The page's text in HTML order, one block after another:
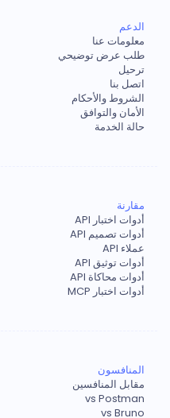
الدعم
معلومات عنا
طلب عرض توضيحي
ترحيل
اتصل بنا
الشروط والأحكام
الأمان والتوافق
حالة الخدمة
مقارنة
أدوات اختبار API
أدوات تصميم API
عملاء API
أدوات توثيق API
أدوات محاكاة API
أدوات اختبار MCP
المنافسون
مقابل المنافسين
vs Postman
vs Bruno